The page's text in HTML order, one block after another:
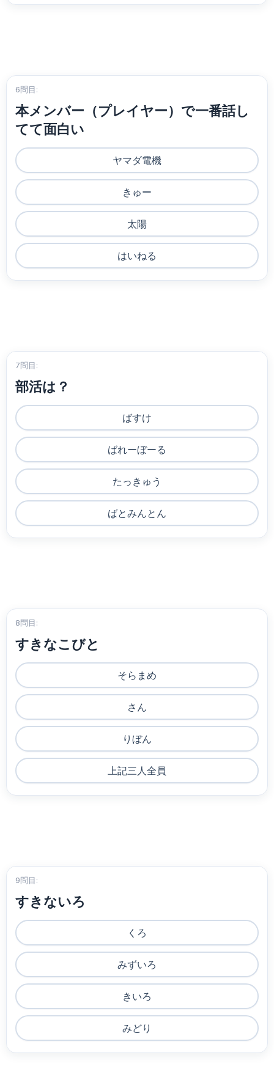
6問目:
本メンバー（プレイヤー）で一番話し
てて面白い
ヤマダ電機
きゅー
太陽
はいねる
7問目:
部活は？
ばすけ
ばれーぼーる
たっきゅう
ばとみんとん
8問目:
すきなこびと
そらまめ
さん
りぼん
上記三人全員
9問目:
すきないろ
くろ
みずいろ
きいろ
みどり